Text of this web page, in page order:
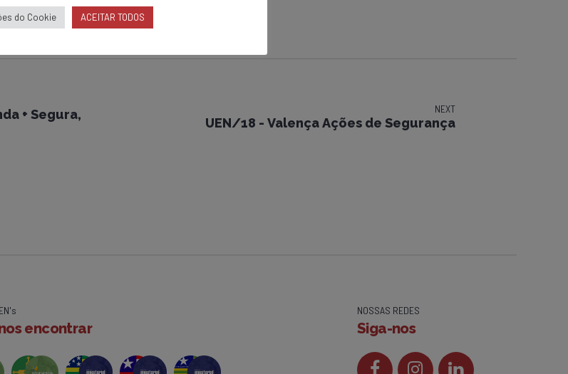
+ Segura,
NEXT
UEN/18 - Valença Ações de Segurança
encontrar
NOSSAS REDES
Siga-nos
do Cookie ACEITAR TODOS